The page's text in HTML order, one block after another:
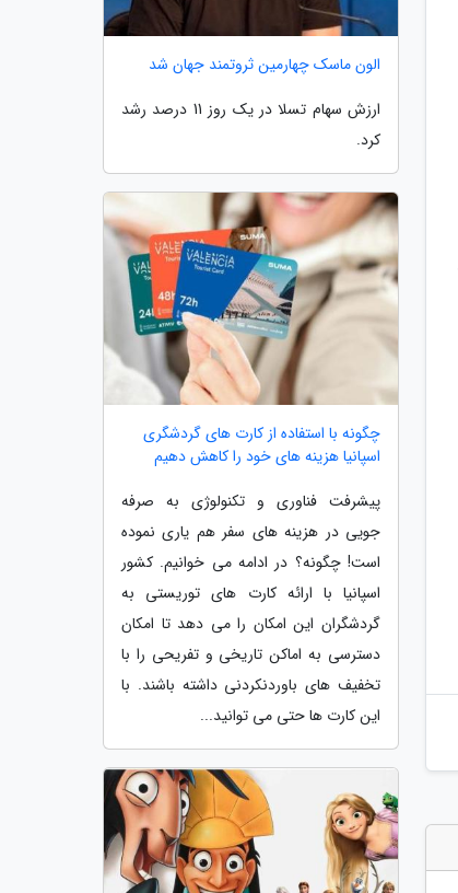
الون ماسک چهارمین ثروتمند جهان شد
ارزش سهام تسلا در یک روز 11 درصد رشد
کرد.
چگونه با استفاده از کارت های گردشگری
اسپانیا هزینه های خود را کاهش دهیم
پیشرفت فناوری و تکنولوژی به صرفه
جویی در هزینه های سفر هم یاری نموده
است! چگونه؟ در ادامه می خوانیم. کشور
اسپانیا با ارائه کارت های توریستی به
گردشگران این امکان را می دهد تا امکان
دسترسی به اماکن تاریخی و تفریحی را با
تخفیف های باوردنکردنی داشته باشند. با
این کارت ها حتی می توانید...